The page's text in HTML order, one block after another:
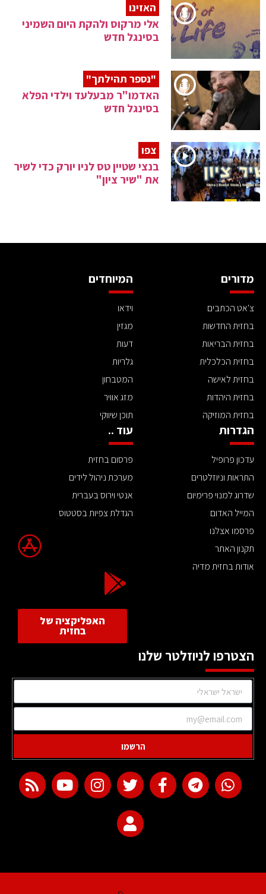
האזינו
אלי מרקוס ולהקת היום השמיני
בסינגל חדש
"נספר תהילתך"
האדמו"ר מבעלעד וילדי הפלא
בסינגל חדש
צפו
בנצי שטיין טס לניו יורק כדי לשיר
את "שיר ציון"
מדורים
צ'אט הכתבים
בחזית החדשות
בחזית הבריאות
בחזית הכלכלית
בחזית לאישה
בחזית היהדות
בחזית המוזיקה
המיוחדים
וידאו
מגזין
דעות
גלריות
המטבחון
מזג אוויר
תוכן שיווקי
הגדרות
עדכון פרופיל
התראות וניוזלטרים
שדרוג למנוי פרימיום
המייל האדום
פרסמו אצלנו
תקנון האתר
אודות בחזית מדיה
עוד ..
פרסום בחזית
מערכת ניהול לידים
אנטי וירוס בעברית
הגדלת צפיות בסטטוס
האפליקציה של
בחזית
הצטרפו לניוזלטר שלנו
הרשמו